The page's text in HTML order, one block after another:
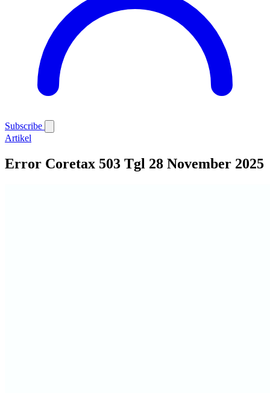
Subscribe
Artikel
Error Coretax 503 Tgl 28 November 2025